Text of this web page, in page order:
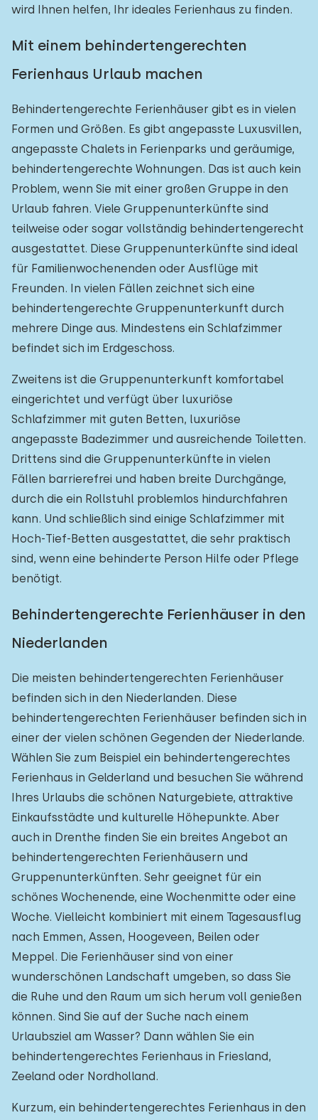
wird Ihnen helfen, Ihr ideales Ferienhaus zu finden.
Mit einem behindertengerechten
Ferienhaus Urlaub machen
Behindertengerechte Ferienhäuser gibt es in vielen
Formen und Größen. Es gibt angepasste Luxusvillen,
angepasste Chalets in Ferienparks und geräumige,
behindertengerechte Wohnungen. Das ist auch kein
Problem, wenn Sie mit einer großen Gruppe in den
Urlaub fahren. Viele Gruppenunterkünfte sind
teilweise oder sogar vollständig behindertengerecht
ausgestattet. Diese Gruppenunterkünfte sind ideal
für Familienwochenenden oder Ausflüge mit
Freunden. In vielen Fällen zeichnet sich eine
behindertengerechte Gruppenunterkunft durch
mehrere Dinge aus. Mindestens ein Schlafzimmer
befindet sich im Erdgeschoss.
Zweitens ist die Gruppenunterkunft komfortabel
eingerichtet und verfügt über luxuriöse
Schlafzimmer mit guten Betten, luxuriöse
angepasste Badezimmer und ausreichende Toiletten.
Drittens sind die Gruppenunterkünfte in vielen
Fällen barrierefrei und haben breite Durchgänge,
durch die ein Rollstuhl problemlos hindurchfahren
kann. Und schließlich sind einige Schlafzimmer mit
Hoch-Tief-Betten ausgestattet, die sehr praktisch
sind, wenn eine behinderte Person Hilfe oder Pflege
benötigt.
Behindertengerechte Ferienhäuser in den
Niederlanden
Die meisten behindertengerechten Ferienhäuser
befinden sich in den Niederlanden. Diese
behindertengerechten Ferienhäuser befinden sich in
einer der vielen schönen Gegenden der Niederlande.
Wählen Sie zum Beispiel ein behindertengerechtes
Ferienhaus in Gelderland und besuchen Sie während
Ihres Urlaubs die schönen Naturgebiete, attraktive
Einkaufsstädte und kulturelle Höhepunkte. Aber
auch in Drenthe finden Sie ein breites Angebot an
behindertengerechten Ferienhäusern und
Gruppenunterkünften. Sehr geeignet für ein
schönes Wochenende, eine Wochenmitte oder eine
Woche. Vielleicht kombiniert mit einem Tagesausflug
nach Emmen, Assen, Hoogeveen, Beilen oder
Meppel. Die Ferienhäuser sind von einer
wunderschönen Landschaft umgeben, so dass Sie
die Ruhe und den Raum um sich herum voll genießen
können. Sind Sie auf der Suche nach einem
Urlaubsziel am Wasser? Dann wählen Sie ein
behindertengerechtes Ferienhaus in Friesland,
Zeeland oder Nordholland.
Kurzum, ein behindertengerechtes Ferienhaus in den